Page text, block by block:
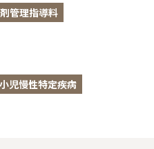
管理指導料
児慢性特定疾病